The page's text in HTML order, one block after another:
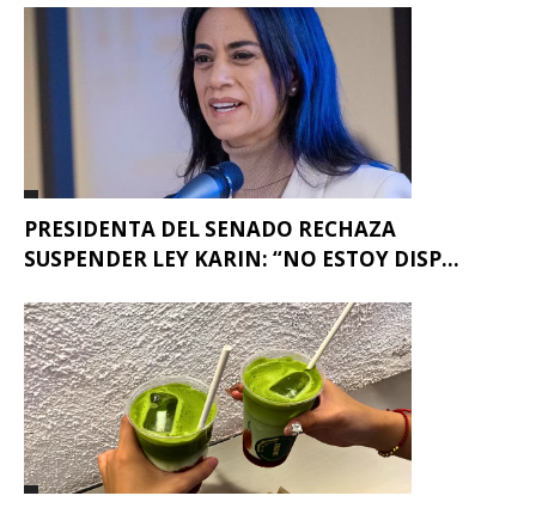
PRESIDENTA DEL SENADO RECHAZA
SUSPENDER LEY KARIN: “NO ESTOY DISP...